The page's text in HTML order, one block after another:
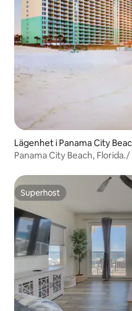
Lägenhet i Panama City
Panama City Beach,
Superhost
Superhost